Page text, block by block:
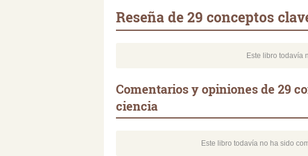
Reseña de 29 conceptos
Este libro todavía
Comentarios y opiniones de 29
ciencia
Este libro todavía no ha sido